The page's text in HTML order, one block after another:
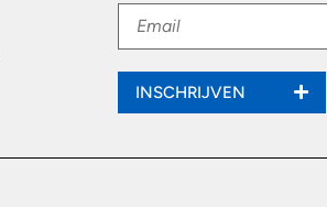
INSCHRIJVEN